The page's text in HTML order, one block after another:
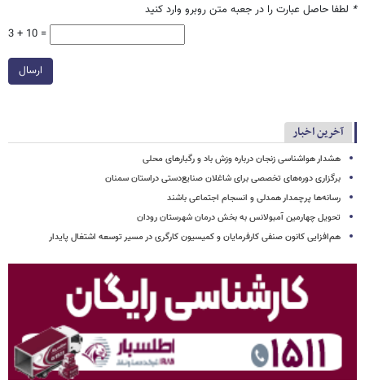
* لطفا حاصل عبارت را در جعبه متن روبرو وارد کنید
3 + 10 =
ارسال
آخرین اخبار
هشدار هواشناسی زنجان درباره وزش باد و رگبارهای محلی
برگزاری دوره‌های تخصصی برای شاغلان صنایع‌دستی دراستان سمنان
رسانه‌ها پرچمدار همدلی و انسجام اجتماعی باشند
تحویل چهارمین آمبولانس به بخش درمان شهرستان رودان
هم‌افزایی کانون صنفی کارفرمایان و کمیسیون کارگری در مسیر توسعه اشتغال پایدار